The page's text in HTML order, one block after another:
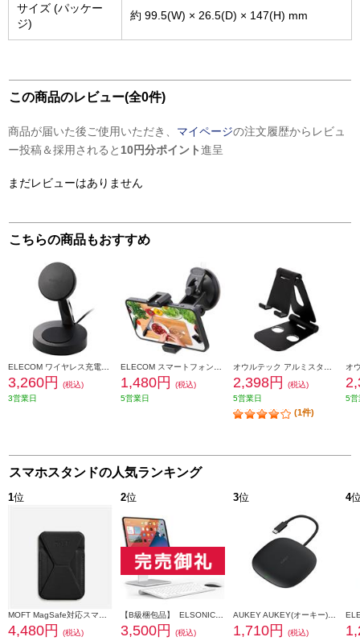
サイズ (パッケー
ジ)
約 99.5(W) × 26.5(D) × 147(H) mm
この商品のレビュー(全0件)
商品が届いた後ご使用いただき、 マイページの注文履歴からレビュ
ー投稿＆採用されると 10円分ポイント進呈
まだレビューはありません
こちらの商品もおすすめ
3,260円
(税込)
3営業日
1,480円
(税込)
5営業日
2,398円
(税込)
5営業日
(1件)
5営
スマホスタンドの人気ランキング
1位
4,480円
(税込)
2位
3,500円 (税込)
3位
1,710円 (税込)
4